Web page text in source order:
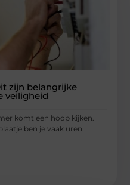
zijn belangrijke
veiligheid
komt een hoop kijken.
ben je vaak uren